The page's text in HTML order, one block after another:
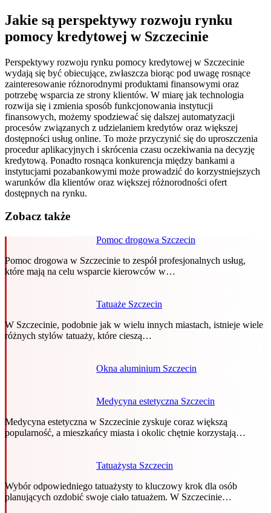
Jakie są perspektywy rozwoju rynku
pomocy kredytowej w Szczecinie
Perspektywy rozwoju rynku pomocy kredytowej w Szczecinie
wydają się być obiecujące, zwłaszcza biorąc pod uwagę rosnące
zainteresowanie różnorodnymi produktami finansowymi oraz
potrzebę wsparcia ze strony klientów. W miarę jak technologia
rozwija się i zmienia sposób funkcjonowania instytucji
finansowych, możemy spodziewać się dalszej automatyzacji
procesów związanych z udzielaniem kredytów oraz większej
dostępności usług online. To może przyczynić się do uproszczenia
procedur aplikacyjnych i skrócenia czasu oczekiwania na decyzję
kredytową. Ponadto rosnąca konkurencja między bankami a
instytucjami pozabankowymi może prowadzić do korzystniejszych
warunków dla klientów oraz większej różnorodności ofert
dostępnych na rynku.
Zobacz także
Pomoc drogowa Szczecin
Pomoc drogowa w Szczecinie to zespół profesjonalnych usług,
które mają na celu wsparcie kierowców w…
Tatuaże Szczecin
W Szczecinie, podobnie jak w wielu innych miastach, istnieje wiele
różnych stylów tatuaży, które cieszą…
Okna aluminium Szczecin
Medycyna estetyczna Szczecin
Medycyna estetyczna w Szczecinie zyskuje coraz większą
popularność, a mieszkańcy miasta i okolic chętnie korzystają…
Tatuażysta Szczecin
Wybór odpowiedniego tatuażysty to kluczowy krok dla osób
planujących ozdobić swoje ciało tatuażem. W Szczecinie…